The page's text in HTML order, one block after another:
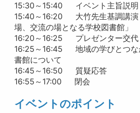
15:30～15:40 イベント主旨説明
15:40～16:20 大竹先生基調講
場、交流の場となる学校図書館」
16:20～16:25 プレゼンター交代
16:25～16:45 地域の学びとつな
書館について
16:45～16:50 質疑応答
16:55～17:00​​​​​​ 閉会
イベントのポイント